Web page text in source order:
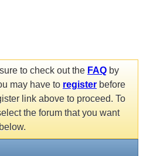
to check out the FAQ by
may have to register before
link above to proceed. To
the forum that you want